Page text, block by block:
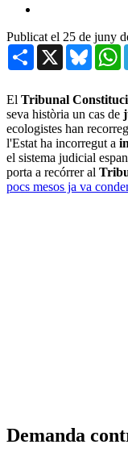
Publicat el 25 de juny
Share X Bluesky
El Tribunal
seva història un cas de
ecologistes han
l'Estat ha incorregut a
el sistema judicial
porta a recórrer al
pocs mesos ja va
Demanda